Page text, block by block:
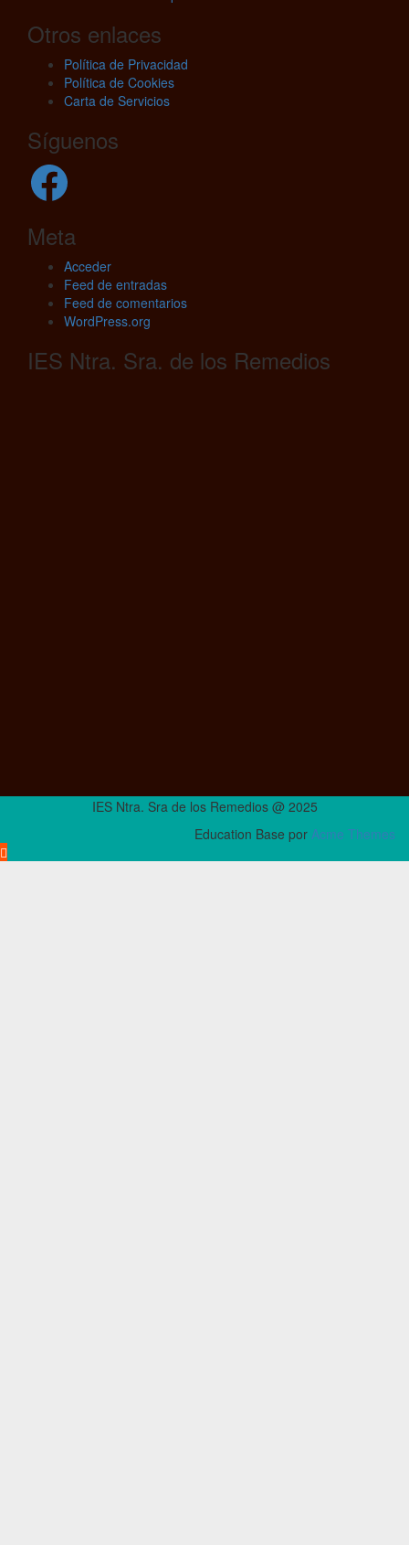
Otros enlaces
Política de Privacidad
Política de Cookies
Carta de Servicios
Síguenos
Facebook
Meta
Acceder
Feed de entradas
Feed de comentarios
WordPress.org
IES Ntra. Sra. de los Remedios
IES Ntra. Sra de los Remedios @ 2025
Education Base por Acme Themes